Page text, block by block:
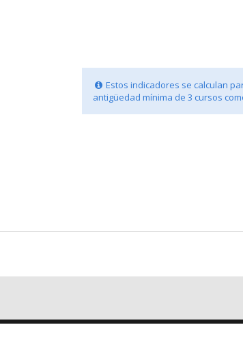
Estos indicadores se calculan
antigüedad mínima de 3 cursos